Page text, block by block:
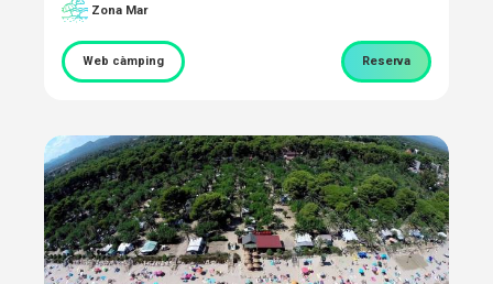
Zona Mar
Web càmping Reserva